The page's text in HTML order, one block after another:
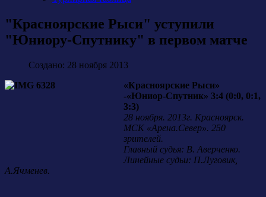
"Красноярские Рыси" уступили
"Юниору-Спутнику" в первом матче
Создано: 28 ноября 2013
«Красноярские Рыси»
-«Юниор-Спутник» 3:4 (0:0, 0:1,
3:3)
28 ноября. 2013г. Красноярск.
МСК «Арена.Север». 250
зрителей.
Главный судья: В. Аверченко.
Линейные судьи: П.Луговик,
А.Ячменев.